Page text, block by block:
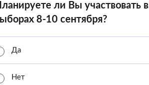
ли Вы участвовать в
8-10 сентября?
Да
Нет